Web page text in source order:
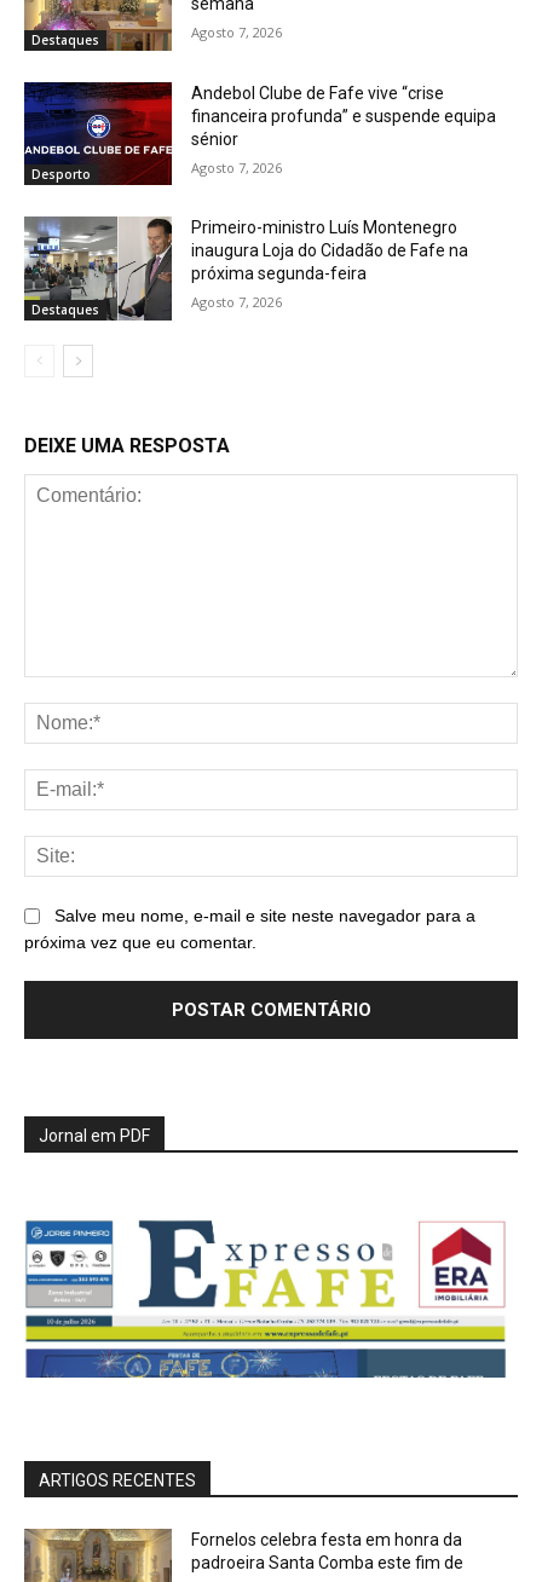
Destaques Agosto 7, 2026
Desporto
Andebol Clube de Fafe vive “crise
financeira profunda” e suspende equipa
sénior
Agosto 7, 2026
Destaques
Primeiro-ministro Luís Montenegro
inaugura Loja do Cidadão de Fafe na
próxima segunda-feira
Agosto 7, 2026
DEIXE UMA RESPOSTA
Salve meu nome, e-mail e site neste navegador para a
próxima vez que eu comentar.
Jornal em PDF
ARTIGOS RECENTES
Fornelos celebra festa em honra da
padroeira Santa Comba este fim de